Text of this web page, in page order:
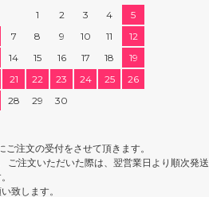
1
2 3 4
5
7 8 9 10 11
12
14 15 16 17 18
19
21 22 23 24 25
26
28 29 30
注文の受付をさせて頂きます。
ご注文いただいた際は、翌営業日より順次発送
致します。